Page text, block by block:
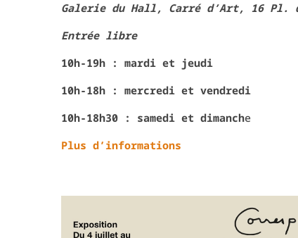
Galerie du Hall, Carré d’Art, 16 Pl.
Entrée libre
10h-19h : mardi et jeudi
10h-18h : mercredi et vendredi
10h-18h30 : samedi et dimanche
Plus d’informations